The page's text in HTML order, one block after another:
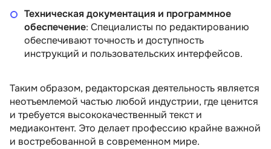
Техническая документация и программное
обеспечение: Специалисты по редактированию
обеспечивают точность и доступность
инструкций и пользовательских интерфейсов.
Таким образом, редакторская деятельность является
неотъемлемой частью любой индустрии, где ценится
и требуется высококачественный текст и
медиаконтент. Это делает профессию крайне важной
и востребованной в современном мире.